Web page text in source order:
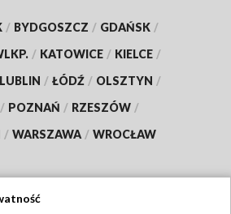
/ BYDGOSZCZ / GDAŃSK /
/ KATOWICE / KIELCE /
LUBLIN / ŁÓDŹ / OLSZTYN /
/ POZNAŃ / RZESZÓW /
/ WARSZAWA / WROCŁAW